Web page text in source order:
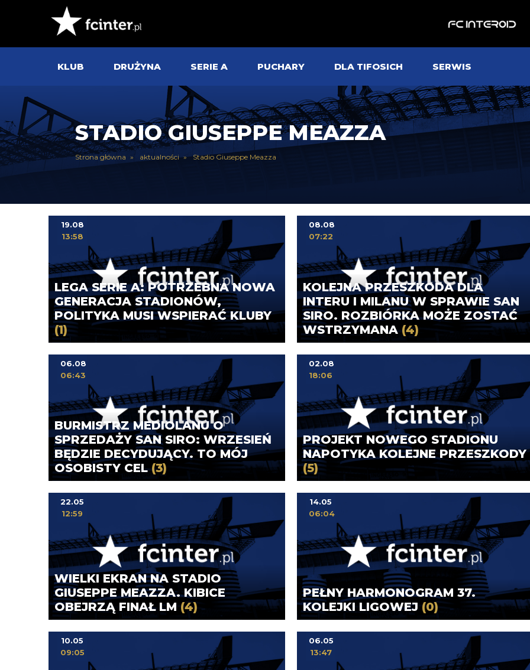
KLUB DRUŻYNA SERIE A PUCHARY DLA TIFOSICH SERWIS
STADIO GIUSEPPE MEAZZA
Strona główna aktualności Stadio Giuseppe Meazza
LEGA SERIE A: POTRZEBNA NOWA
GENERACJA STADIONÓW,
POLITYKA MUSI WSPIERAĆ KLUBY
(1)
19.08
13:58
KOLEJNA PRZESZKODA DLA
INTERU I MILANU W SPRAWIE SAN
SIRO. ROZBIÓRKA MOŻE ZOSTAĆ
WSTRZYMANA(4)
08.08
07:22
BURMISTRZ MEDIOLANU O
SPRZEDAŻY SAN SIRO: WRZESIEŃ
BĘDZIE DECYDUJĄCY. TO MÓJ
OSOBISTY CEL(3)
06.08
06:43
PROJEKT NOWEGO STADIONU
NAPOTYKA KOLEJNE PRZESZKODY
(5)
02.08
18:06
WIELKI EKRAN NA STADIO
GIUSEPPE MEAZZA. KIBICE
OBEJRZĄ FINAŁ LM (4)
22.05
12:59
PEŁNY HARMONOGRAM 37.
KOLEJKI LIGOWEJ (0)
14.05
06:04
10.05
09:05
06.05
13:47